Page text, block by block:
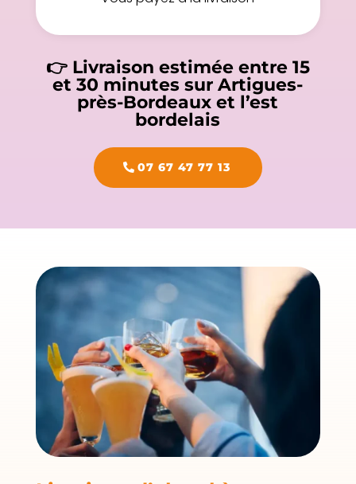
👉 Livraison estimée entre 15
et 30 minutes sur Artigues-
près-Bordeaux et l’est
bordelais
07 67 47 77 13